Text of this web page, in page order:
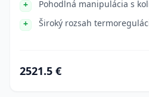
Pohodlná manipulácia s
Široký rozsah
2521.5 €